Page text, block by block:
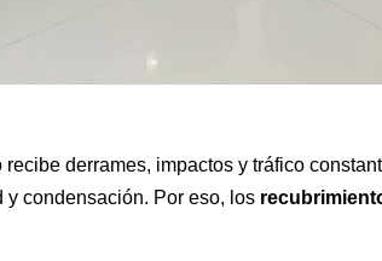
derrames, impactos y tráfico
y condensación. Por eso, los